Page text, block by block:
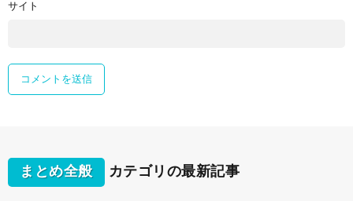
サイト
まとめ全般 カテゴリの最新記事